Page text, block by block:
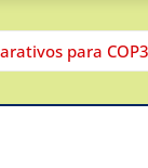
para